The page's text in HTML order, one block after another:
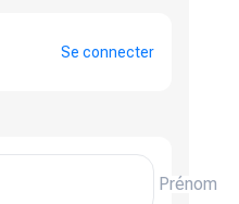
Se connecter
Prénom